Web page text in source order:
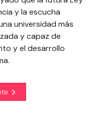
y la escucha
universidad más
y capaz de
y el desarrollo